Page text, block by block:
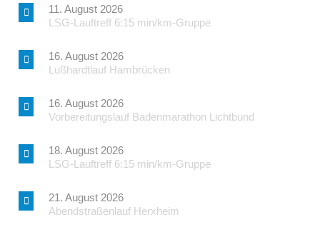
11. August 2026
LSG-Lauftreff 6:15 min/km-Gruppe
16. August 2026
Lußhardtlauf Hambrücken
16. August 2026
Vorbereitungslauf Badenmarathon Lichtbund
18. August 2026
LSG-Lauftreff 6:15 min/km-Gruppe
21. August 2026
Abendstraßenlauf Herxheim